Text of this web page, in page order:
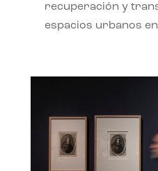
recuperación y
espacios urbanos